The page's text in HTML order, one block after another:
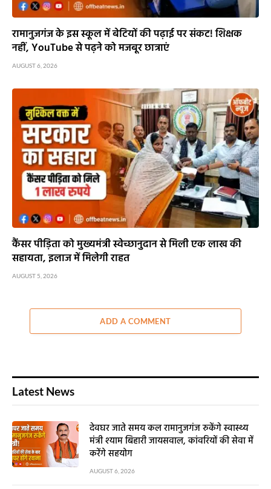
रामानुजगंज के इस स्कूल में बेटियों की पढ़ाई पर संकट! शिक्षक
नहीं, YouTube से पढ़ने को मजबूर छात्राएं
AUGUST 6, 2026
कैंसर पीड़िता को मुख्यमंत्री स्वेच्छानुदान से मिली एक लाख की
सहायता, इलाज में मिलेगी राहत
AUGUST 5, 2026
ADD A COMMENT
Latest News
देवघर जाते समय कल रामानुजगंज रुकेंगे स्वास्थ्य
मंत्री श्याम बिहारी जायसवाल, कांवरियों की सेवा में
करेंगे सहयोग
AUGUST 6, 2026